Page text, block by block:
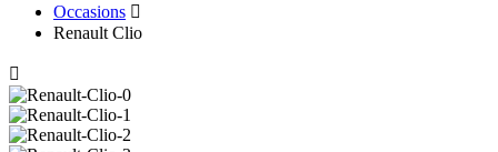
Occasions
Renault Clio